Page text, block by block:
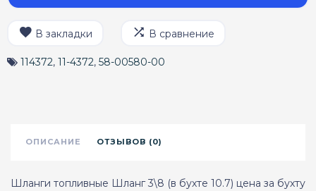
В закладки В сравнение
114372, 11-4372, 58-00580-00
ОПИСАНИЕ ОТЗЫВОВ (0)
Шланги топливные Шланг 3\8 (в бухте 10.7) цена за бухту